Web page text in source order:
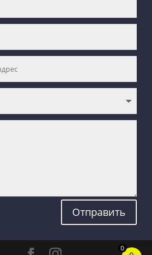
Отправить
0